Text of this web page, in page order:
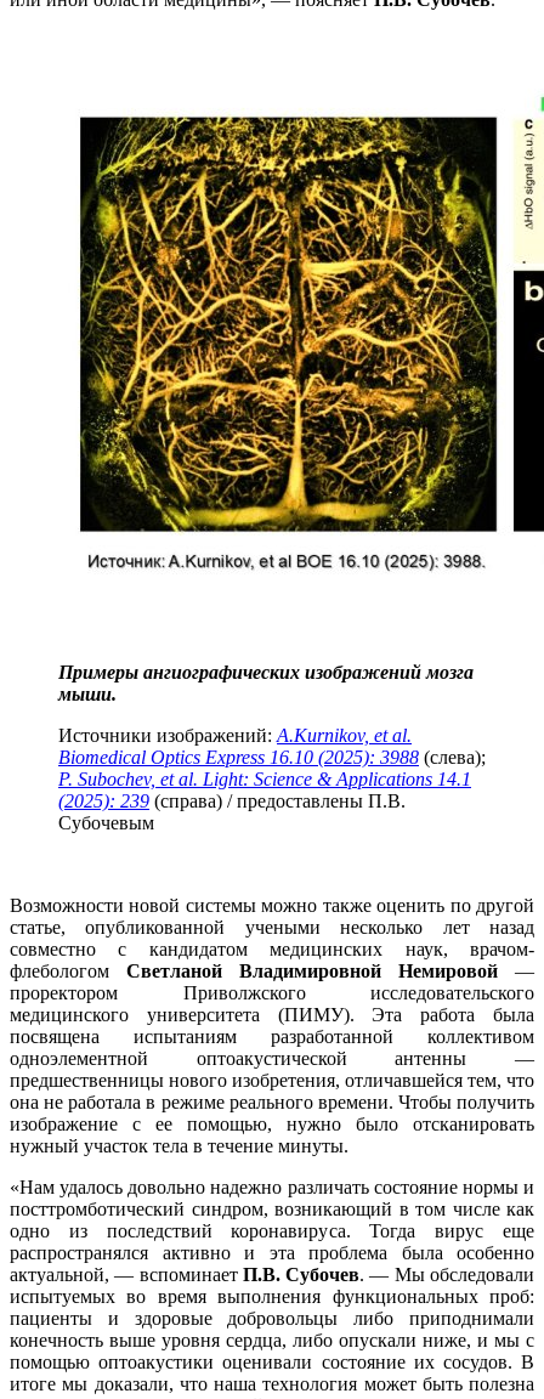
Примеры ангиографических изображений мозга
мыши.
Источники изображений: A.Kurnikov, et al.
Biomedical Optics Express 16.10 (2025): 3988 (слева);
P. Subochev, et al. Light: Science & Applications 14.1
(2025): 239 (справа) / предоставлены П.В.
Субочевым
Возможности новой системы можно также оценить по другой
статье, опубликованной учеными несколько лет назад
совместно с кандидатом медицинских наук, врачом-
флебологом Светланой Владимировной Немировой —
проректором Приволжского исследовательского
медицинского университета (ПИМУ). Эта работа была
посвящена испытаниям разработанной коллективом
одноэлементной оптоакустической антенны —
предшественницы нового изобретения, отличавшейся тем, что
она не работала в режиме реального времени. Чтобы получить
изображение с ее помощью, нужно было отсканировать
нужный участок тела в течение минуты.
«Нам удалось довольно надежно различать состояние нормы и
посттромботический синдром, возникающий в том числе как
одно из последствий коронавируса. Тогда вирус еще
распространялся активно и эта проблема была особенно
актуальной, — вспоминает П.В. Субочев. — Мы обследовали
испытуемых во время выполнения функциональных проб:
пациенты и здоровые добровольцы либо приподнимали
конечность выше уровня сердца, либо опускали ниже, и мы с
помощью оптоакустики оценивали состояние их сосудов. В
итоге мы доказали, что наша технология может быть полезна